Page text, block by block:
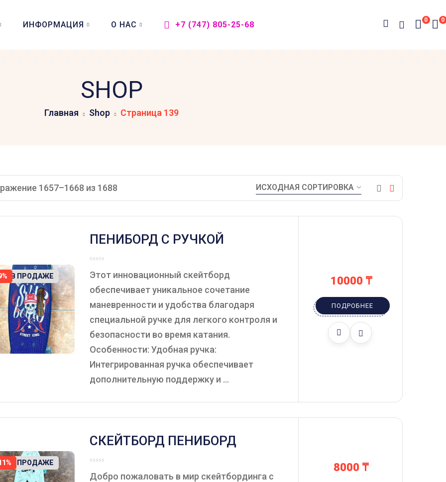
ИНФОРМАЦИЯ О НАС +7 (747) 805-25-68
0
0
SHOP
Главная Shop Страница 139
1657–1668 из 1688
В ПРОДАЖЕ
ПЕНИБОРД С РУЧКОЙ
Этот инновационный скейтборд
обеспечивает уникальное сочетание
маневренности и удобства благодаря
специальной ручке для легкого контроля и
безопасности во время катания.
Особенности: Удобная ручка:
Интегрированная ручка обеспечивает
дополнительную поддержку и ...
10000 ₸
ПОДРОБНЕЕ
В ПРОДАЖЕ
СКЕЙТБОРД ПЕНИБОРД
Добро пожаловать в мир скейтбординга с
8000 ₸